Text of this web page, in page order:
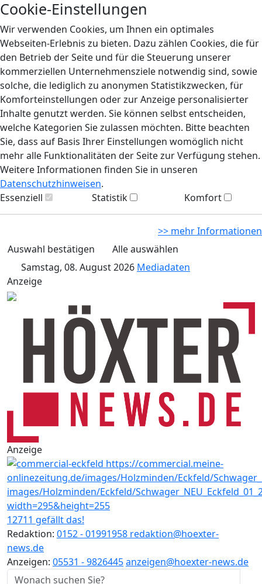
Cookie-Einstellungen
Wir verwenden Cookies, um Ihnen ein optimales
Webseiten-Erlebnis zu bieten. Dazu zählen Cookies, die für
den Betrieb der Seite und für die Steuerung unserer
kommerziellen Unternehmensziele notwendig sind, sowie
solche, die lediglich zu anonymen Statistikzwecken, für
Komforteinstellungen oder zur Anzeige personalisierter
Inhalte genutzt werden. Sie können selbst entscheiden,
welche Kategorien Sie zulassen möchten. Bitte beachten
Sie, dass auf Basis Ihrer Einstellungen womöglich nicht
mehr alle Funktionalitäten der Seite zur Verfügung stehen.
Weitere Informationen finden Sie in unseren
Datenschutzhinweisen.
Essenziell
Statistik Komfort
>> mehr Informationen
Auswahl bestätigen
Alle auswählen
Samstag, 08. August 2026 Mediadaten
Anzeige
Anzeige
12711 gefällt das!
Redaktion: 0152 - 01991958 redaktion@hoexter-
news.de
Anzeigen: 05531 - 9826445anzeigen@hoexter-news.de